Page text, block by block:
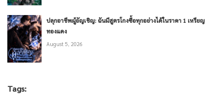
ปลุกอาชีพผู้อัญเชิญ: ฉันมีสูตรโกงซื้อทุกอย่างได้ในราคา 1 เหรียญ
ทองแดง
August 5, 2026
Tags: